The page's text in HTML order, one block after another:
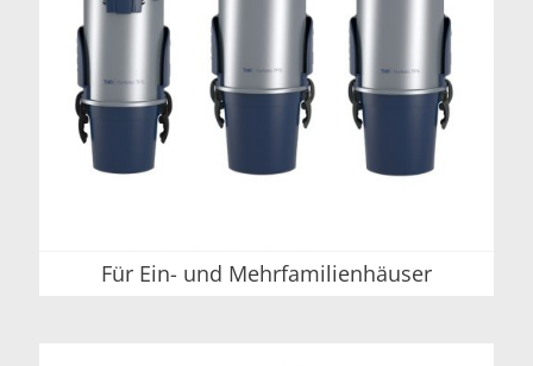
Für Ein- und Mehrfamilienhäuser